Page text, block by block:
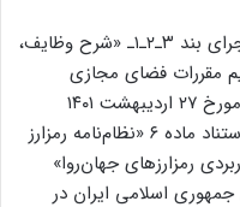
در راستای اجرای بند ۳ـ۲ـ۱ـ «شرح وظایف،
مقررات فضای مجازی
کشور»، مصوب هشتاد و یکمین جلسه مورخ ۲۷ اردیبهشت ۱۴۰۱
شورای عالی فضای مجازی کشور و به استناد ماده ۶ «نظام‌نامه رمزارز
رمزارزهای جهان‌روا»
جمهوری اسلامی ایران در